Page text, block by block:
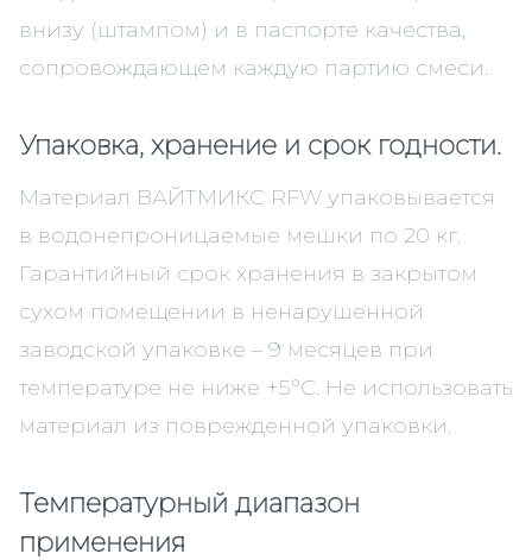
внизу (штампом) и в паспорте качества,
сопровождающем каждую партию смеси.
Упаковка, хранение и срок годности.
Материал ВАЙТМИКС RFW упаковывается
в водонепроницаемые мешки по 20 кг.
Гарантийный срок хранения в закрытом
сухом помещении в ненарушенной
заводской упаковке – 9 месяцев при
температуре не ниже +5°С. Не использовать
материал из поврежденной упаковки.
Температурный диапазон
применения